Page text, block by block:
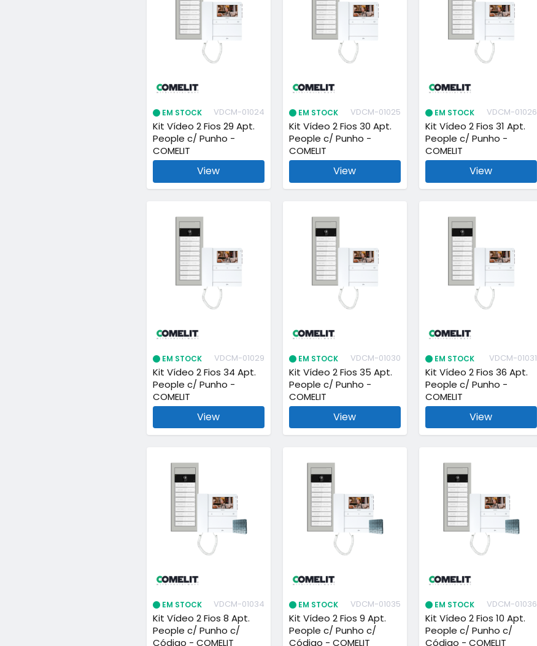
EM STOCK VDCM-01024
Kit Vídeo 2 Fios 29 Apt.
People c/ Punho -
COMELIT
View
EM STOCK VDCM-01025
Kit Vídeo 2 Fios 30 Apt.
People c/ Punho -
COMELIT
View
EM STOCK VDCM-01026
Kit Vídeo 2 Fios 31 Apt.
People c/ Punho -
COMELIT
View
EM STOCK VDCM-01029
Kit Vídeo 2 Fios 34 Apt.
People c/ Punho -
COMELIT
View
EM STOCK VDCM-01030
Kit Vídeo 2 Fios 35 Apt.
People c/ Punho -
COMELIT
View
EM STOCK VDCM-01031
Kit Vídeo 2 Fios 36 Apt.
People c/ Punho -
COMELIT
View
EM STOCK VDCM-01034
Kit Vídeo 2 Fios 8 Apt.
People c/ Punho c/
Código - COMELIT
EM STOCK VDCM-01035
Kit Vídeo 2 Fios 9 Apt.
People c/ Punho c/
Código - COMELIT
EM STOCK VDCM-01036
Kit Vídeo 2 Fios 10 Apt.
People c/ Punho c/
Código - COMELIT